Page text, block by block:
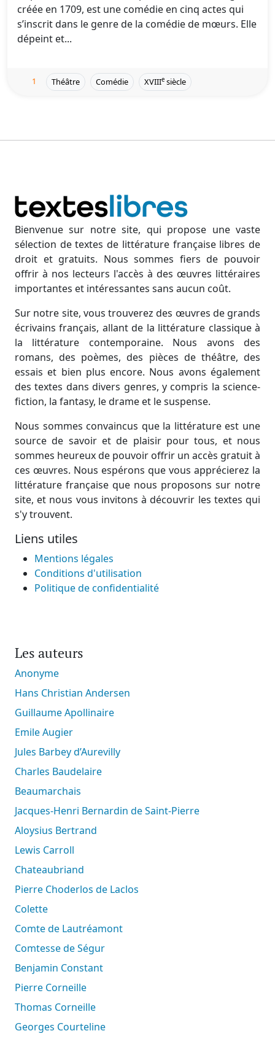
créée en 1709, est une comédie en cinq actes qui
s’inscrit dans le genre de la comédie de mœurs. Elle
dépeint et...
1 Théâtre Comédie XVIIIe siècle
Bienvenue sur notre site, qui propose une vaste
sélection de textes de littérature française libres de
droit et gratuits. Nous sommes fiers de pouvoir
offrir à nos lecteurs l'accès à des œuvres littéraires
importantes et intéressantes sans aucun coût.
Sur notre site, vous trouverez des œuvres de grands
écrivains français, allant de la littérature classique à
la littérature contemporaine. Nous avons des
romans, des poèmes, des pièces de théâtre, des
essais et bien plus encore. Nous avons également
des textes dans divers genres, y compris la science-
fiction, la fantasy, le drame et le suspense.
Nous sommes convaincus que la littérature est une
source de savoir et de plaisir pour tous, et nous
sommes heureux de pouvoir offrir un accès gratuit à
ces œuvres. Nous espérons que vous apprécierez la
littérature française que nous proposons sur notre
site, et nous vous invitons à découvrir les textes qui
s'y trouvent.
Liens utiles
Mentions légales
Conditions d'utilisation
Politique de confidentialité
Les auteurs
Anonyme
Hans Christian Andersen
Guillaume Apollinaire
Emile Augier
Jules Barbey d’Aurevilly
Charles Baudelaire
Beaumarchais
Jacques-Henri Bernardin de Saint-Pierre
Aloysius Bertrand
Lewis Carroll
Chateaubriand
Pierre Choderlos de Laclos
Colette
Comte de Lautréamont
Comtesse de Ségur
Benjamin Constant
Pierre Corneille
Thomas Corneille
Georges Courteline